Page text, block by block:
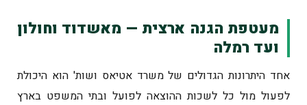
מעטפת הגנה ארצית — מאשדוד וחולון
ועד רמלה
אחד היתרונות הגדולים של משרד אטיאס ושות' הוא היכולת
לפעול מול כל לשכות ההוצאה לפועל ובתי המשפט בארץ